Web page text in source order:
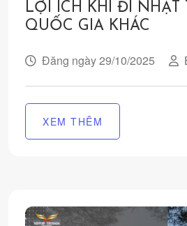
LỢI ÍCH KHI ĐI NHẬT
QUỐC GIA KHÁC
Đăng ngày 29/10/2025
XEM THÊM